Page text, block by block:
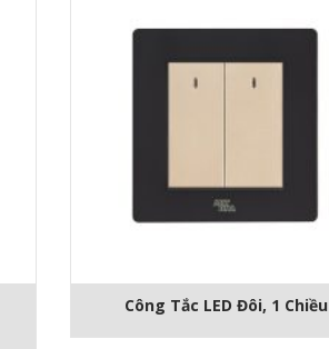
Công Tắc LED Đôi, 1 Chiều